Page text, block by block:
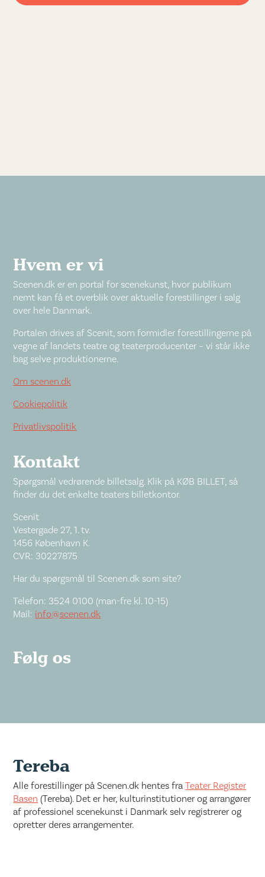
Hvem er vi
Scenen.dk er en portal for scenekunst, hvor publikum
nemt kan få et overblik over aktuelle forestillinger i salg
over hele Danmark.
Portalen drives af Scenit, som formidler forestillingerne på
vegne af landets teatre og teaterproducenter – vi står ikke
bag selve produktionerne.
Om scenen.dk
Cookiepolitik
Privatlivspolitik
Kontakt
Spørgsmål vedrørende billetsalg. Klik på KØB BILLET, så
finder du det enkelte teaters billetkontor.
Scenit
Vestergade 27, 1. tv.
1456 København K.
CVR: 30227875
Har du spørgsmål til Scenen.dk som site?
Telefon: 3524 0100 (man-fre kl. 10-15)
Mail: info@scenen.dk
Følg os
Tereba
Alle forestillinger på Scenen.dk hentes fraTeater Register
Basen (Tereba). Det er her, kulturinstitutioner og arrangører
af professionel scenekunst i Danmark selv registrerer og
opretter deres arrangementer.